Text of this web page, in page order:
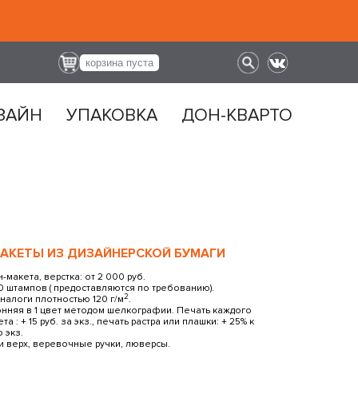
корзина пуста
УПАКОВКА ДОН-КВАРТО
ИЗ ДИЗАЙНЕРСКОЙ БУМАГИ
макета, верстка: от 2 000 руб.
( предоставляются по требованию).
плотностью 120 г/м2.
в 1 цвет методом шелкографии. Печать каждого
: + 15 руб. за экз., печать растра или плашки: + 25% к
экз.
верх, веревочные ручки, люверсы.